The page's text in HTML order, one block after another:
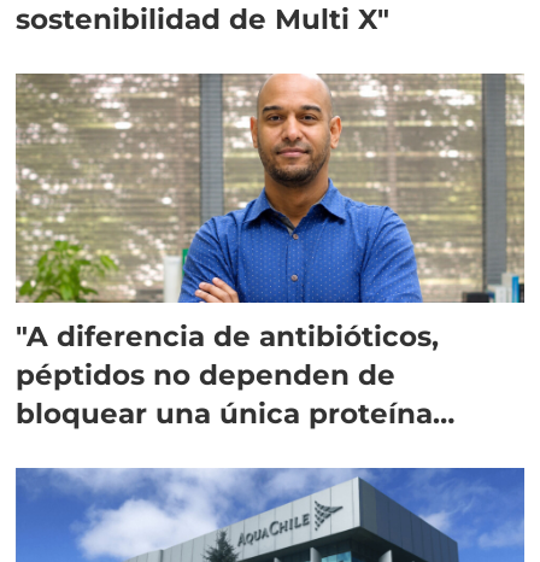
sostenibilidad de Multi X"
"A diferencia de antibióticos,
péptidos no dependen de
bloquear una única proteína